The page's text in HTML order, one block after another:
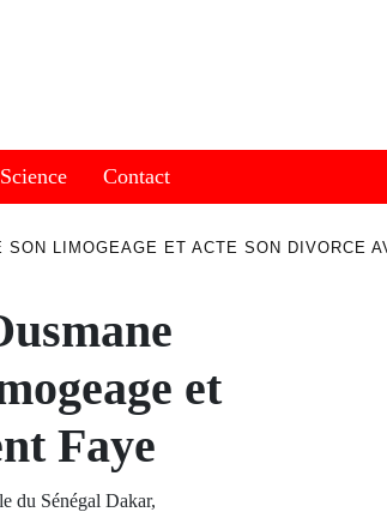
Science Contact
LIMOGEAGE ET ACTE SON DIVORCE
et
Faye
du Sénégal Dakar,